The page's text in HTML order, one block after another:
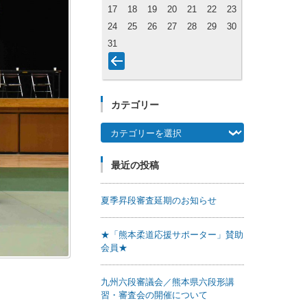
17 18 19 20 21 22
23
24
25 26 27 28 29
30
31
カテゴリー
カテゴリー
最近の投稿
夏季昇段審査延期のお知らせ
★「熊本柔道応援サポーター」賛助
会員★
九州六段審議会／熊本県六段形講
習・審査会の開催について